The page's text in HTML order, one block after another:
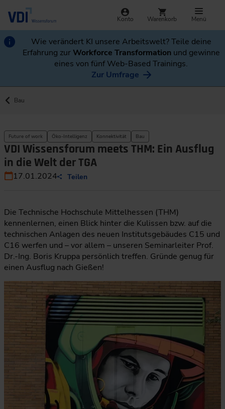
Konto Warenkorb Menü
Wie verändert KI unsere Arbeitswelt? Teile deine
Erfahrung zurWorkforce Transformation und gewinne
eines von fünf Web-Based Trainings.
Zur Umfrage
Bau
Future of work Öko-Intelligenz Konnektivität Bau
VDI Wissensforum meets THM: Ein Ausflug
in die Welt der TGA
17.01.2024 Teilen
Die Technische Hochschule Mittelhessen (THM)
kennenlernen, einen Blick hinter die Kulissen bzw. auf die
technischen Anlagen des neuen Institutsgebäudes C15 und
C16 werfen und – vor allem – unseren Seminarleiter Prof.
Dr.-Ing. Boris Kruppa persönlich treffen. Gründe genug für
einen Ausflug nach Gießen!